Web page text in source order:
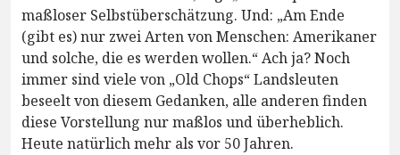
maßloser Selbstüberschätzung. Und: „Am Ende
(gibt es) nur zwei Arten von Menschen: Amerikaner
und solche, die es werden wollen.“ Ach ja? Noch
immer sind viele von „Old Chops“ Landsleuten
beseelt von diesem Gedanken, alle anderen finden
diese Vorstellung nur maßlos und überheblich.
Heute natürlich mehr als vor 50 Jahren.